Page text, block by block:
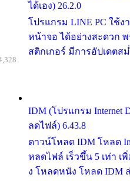
ได้เอง) 26.2.0
โปรแกรม LINE PC ใช้
หน้าจอ ได้อย่างสะดวก
สติกเกอร์ มีการอัปเดตส
IDM (โปรแกรม Internet
ลดไฟล์) 6.43.8
ดาวน์โหลด IDM โหลด
หลดไฟล์ เร็วขึ้น 5 เท่า เ
ง โหลดหนัง โหลด IDM